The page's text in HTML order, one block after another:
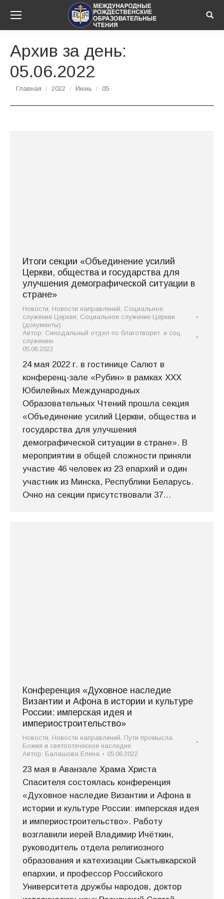
Архив за день:
05.06.2022
Вы здесь:
Главная 2022 Июнь 05
Итоги секции «Объединение усилий
Церкви, общества и государства для
улучшения демографической ситуации в
стране»
Новости, Новости направлений, Социальное
служение Церкви, Социальное служение Церкви
(документы)
Автор: Синодальный отдел по благотворит. и соц.
служению
05.06.2022
24 мая 2022 г. в гостинице Салют в
конференц-зале «Рубин» в рамках ХХХ
Юбилейных Международных
Образовательных Чтений прошла секция
«Объединение усилий Церкви, общества и
государства для улучшения
демографической ситуации в стране». В
мероприятии в общей сложности приняли
участие 46 человек из 23 епархий и один
участник из Минска, Республики Беларусь.
Очно на секции присутствовали 37…
Конференция «Духовное наследие
Византии и Афона в истории и культуре
России: имперская идея и
империостроительство»
Новости, Новости направлений, Пути промысла
Божия и святоотеческое наследие
Автор: Балашова Елена 05.06.2022
23 мая в Аванзале Храма Христа
Спасителя состоялась конференция
«Духовное наследие Византии и Афона в
истории и культуре России: имперская идея
и империостроительство». Работу
возглавили иерей Владимир Ичёткин,
руководитель отдела религиозного
образования и катехизации Сыктывкарской
епархии, и профессор Российского
Университета дружбы народов, доктор